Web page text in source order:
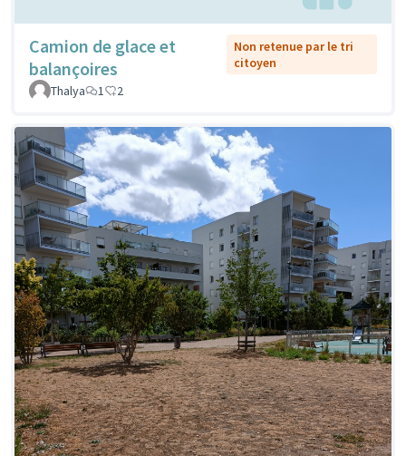
Camion de glace et
balançoires
Non retenue par le tri
citoyen
Thalya
1 2